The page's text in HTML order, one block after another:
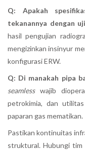
Q: Apakah
tekanannya dengan
hasil pengujian
mengizinkan insinyur
konfigurasi ERW.
Q: Di manakah pipa
seamlesswajib
petrokimia, dan
paparan gas mematikan.
Pastikan kontinuitas
struktural. Hubungi